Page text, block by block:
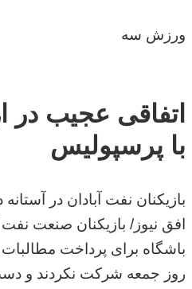
ورزش سه
اتفاقی عجیب در
با پرسپولیس
بازیکنان نفت آبادان در
افق نیوز/ بازیکنان صنعت
باشگاه برای پرداخت مطالبات
روز جمعه شرکت نکردند و